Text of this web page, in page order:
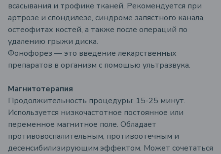
всасывания и трофике тканей. Рекомендуется при
артрозе и спондилезе, синдроме запястного канала,
остеофитах костей, а также после операций по
удалению грыжи диска.
Фонофорез — это введение лекарственных
препаратов в организм с помощью ультразвука.
Магнитотерапия
Продолжительность процедуры: 15-25 минут.
Используется низкочастотное постоянное или
переменное магнитное поле. Обладает
противовоспалительным, противоотечным и
десенсибилизирующим эффектом. Может сочетаться